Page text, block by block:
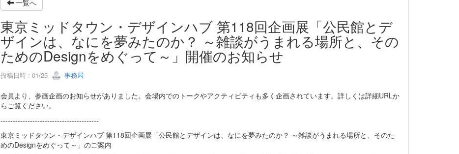
一覧へ
東京ミッドタウン・デザインハブ 第118回企画展「公民館とデ
ザインは、なにを夢みたのか？ ～雑談がうまれる場所と、その
ためのDesignをめぐって～」開催のお知らせ
投稿日時 : 01/25 事務局
会員より、参画企画のお知らせがありました。会場内でのトークやアクティビティも多く企画されています。詳しくは詳細URLか
らご覧ください。
----------------------------------------
東京ミッドタウン・デザインハブ 第118回企画展「公民館とデザインは、なにを夢みたのか？ ～雑談がうまれる場所と、そのた
めのDesignをめぐって～」のご案内